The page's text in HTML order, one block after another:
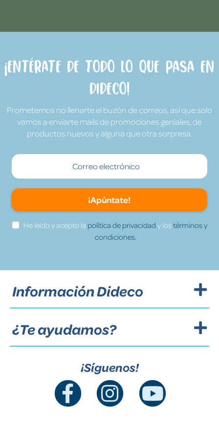
¡Entérate de todo lo que pasa en
Dideco!
Prometemos no llenarte el buzón de correos, así que solo
vamos a enviarte mails de promociones geniales, de
productos nuevos y alguna que otra sorpresa.
¡Apúntate!
He leído y acepto la política de privacidad y lostérminos y
condiciones.
Información Dideco
¿Te ayudamos?
¡Síguenos!